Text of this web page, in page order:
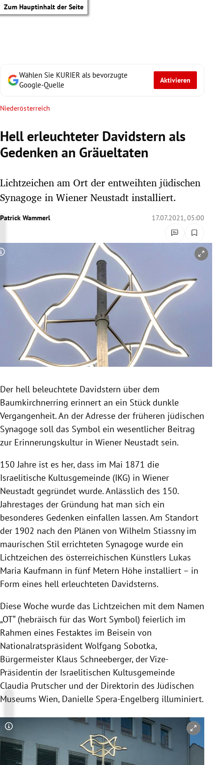
Zum Hauptinhalt der Seite
Untermenü
Untermenü
Untermenü
Untermenü
Untermenü
Untermenü
Untermenü
Wählen Sie KURIER als bevorzugte
Google-Quelle
Aktivieren
Niederösterreich
Hell erleuchteter Davidstern als
Gedenken an Gräueltaten
Lichtzeichen am Ort der entweihten jüdischen
Synagoge in Wiener Neustadt installiert.
Patrick Wammerl 17.07.2021, 05:00
Copyright-Hinweis öffnen/schließen
Der hell beleuchtete Davidstern über dem
Baumkirchnerring erinnert an ein Stück dunkle
Vergangenheit. An der Adresse der früheren jüdischen
Synagoge soll das Symbol ein wesentlicher Beitrag
zur Erinnerungskultur in Wiener Neustadt sein.
150 Jahre ist es her, dass im Mai 1871 die
Israelitische Kultusgemeinde (IKG) in Wiener
Neustadt gegründet wurde. Anlässlich des 150.
Jahrestages der Gründung hat man sich ein
besonderes Gedenken einfallen lassen. Am Standort
der 1902 nach den Plänen von Wilhelm Stiassny im
maurischen Stil errichteten Synagoge wurde ein
Lichtzeichen des österreichischen Künstlers Lukas
Maria Kaufmann in fünf Metern Höhe installiert – in
Form eines hell erleuchteten Davidsterns.
Diese Woche wurde das Lichtzeichen mit dem Namen
„OT“ (hebräisch für das Wort Symbol) feierlich im
Rahmen eines Festaktes im Beisein von
Nationalratspräsident Wolfgang Sobotka,
Bürgermeister Klaus Schneeberger, der Vize-
Präsidentin der Israelitischen Kultusgemeinde
Claudia Prutscher und der Direktorin des Jüdischen
Museums Wien, Danielle Spera-Engelberg illuminiert.
Copyright-Hinweis öffnen/schließen